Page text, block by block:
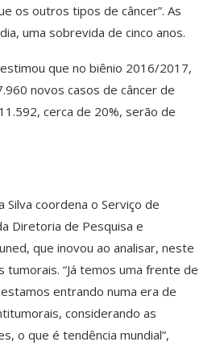
os outros tipos de câncer”. As
uma sobrevida de cinco anos.
que no biênio 2016/2017,
novos casos de câncer de
cerca de 20%, serão de
Silva coordena o Serviço de
Diretoria de Pesquisa e
que inovou ao analisar, neste
tumorais. “Já temos uma frente de
entrando numa era de
considerando as
o que é tendência mundial”,